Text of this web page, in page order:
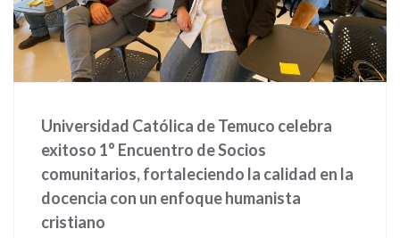
Universidad Católica de Temuco celebra
exitoso 1° Encuentro de Socios
comunitarios, fortaleciendo la calidad en la
docencia con un enfoque humanista
cristiano